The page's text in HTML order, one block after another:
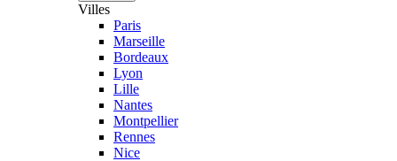
Villes
Paris
Marseille
Bordeaux
Lyon
Lille
Nantes
Montpellier
Rennes
Nice